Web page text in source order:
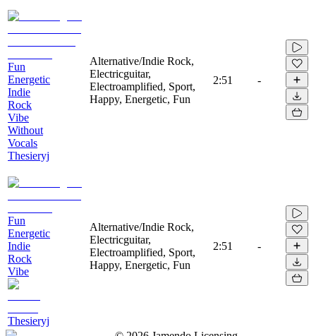
Fun
Energetic
Indie
Rock
Vibe
Without
Vocals
Thesieryj
Alternative/Indie Rock,
Electricguitar,
Electroamplified, Sport,
Happy, Energetic, Fun
2:51 -
Fun
Energetic
Indie
Rock
Vibe
Thesieryj
Alternative/Indie Rock,
Electricguitar,
Electroamplified, Sport,
Happy, Energetic, Fun
2:51 -